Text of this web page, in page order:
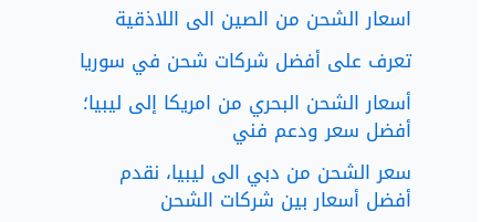
اسعار الشحن من الصين الى اللاذقية
تعرف على أفضل شركات شحن في سوريا
أسعار الشحن البحري من امريكا إلى ليبيا؛
أفضل سعر ودعم فني
سعر الشحن من دبي الى ليبيا، نقدم
أفضل أسعار بين شركات الشحن